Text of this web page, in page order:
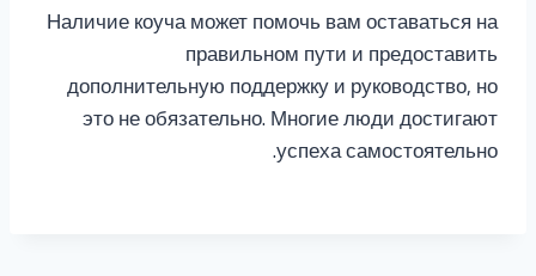
Наличие коуча может помочь вам оставаться на
правильном пути и предоставить
дополнительную поддержку и руководство, но
это не обязательно. Многие люди достигают
успеха самостоятельно.